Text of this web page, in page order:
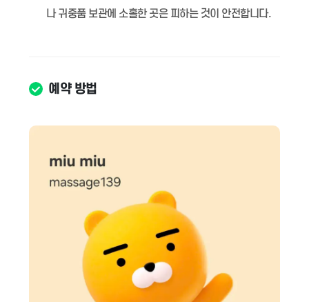
나 귀중품 보관에 소홀한 곳은 피하는 것이 안전합니다.
예약 방법